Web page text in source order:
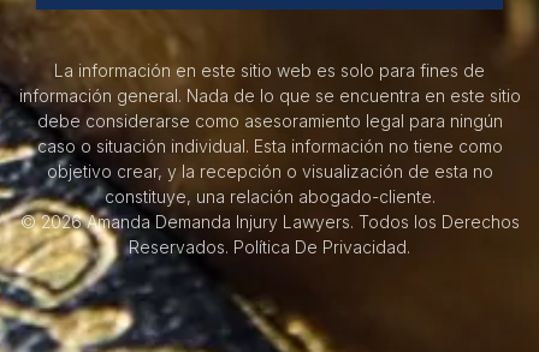
La información en este sitio web es solo para fines de
información general. Nada de lo que se encuentra en este sitio
debe considerarse como asesoramiento legal para ningún
caso o situación individual. Esta información no tiene como
objetivo crear, y la recepción o visualización de esta no
constituye, una relación abogado-cliente.
© 2026 Amanda Demanda Injury Lawyers. Todos los Derechos
Reservados. Política De Privacidad.